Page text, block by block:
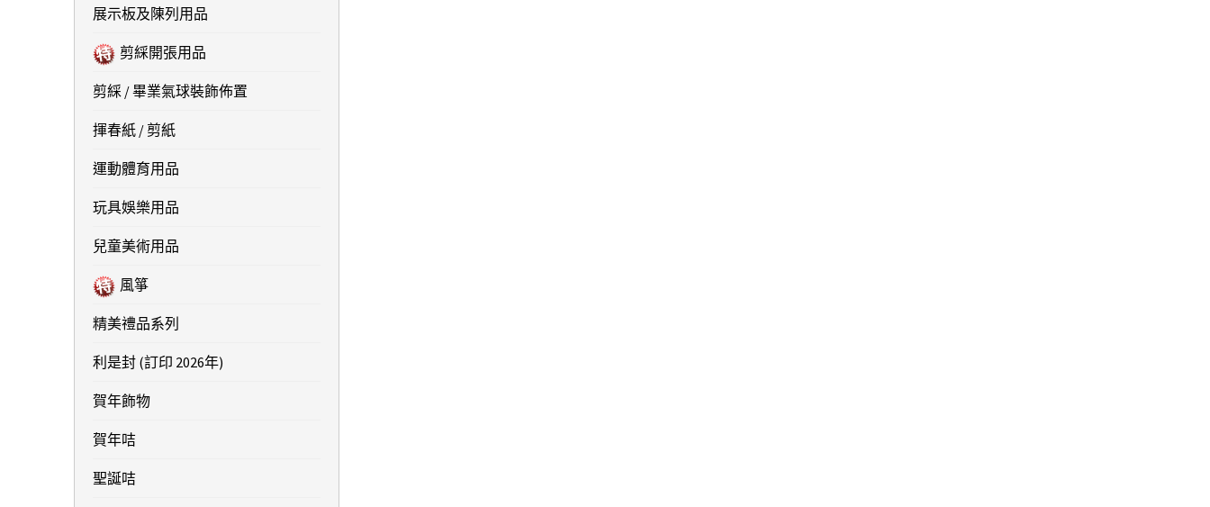
展示板及陳列用品
剪綵開張用品
剪綵 / 畢業氣球裝飾佈置
揮春紙 / 剪紙
運動體育用品
玩具娛樂用品
兒童美術用品
風箏
精美禮品系列
利是封 (訂印 2026年)
賀年飾物
賀年咭
聖誕咭